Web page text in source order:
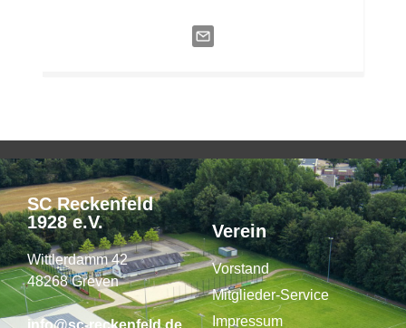
SC Reckenfeld
1928 e.V.
Wittlerdamm 42
48268 Greven
info@sc-reckenfeld.de
Verein
Vorstand
Mitglieder-Service
Impressum